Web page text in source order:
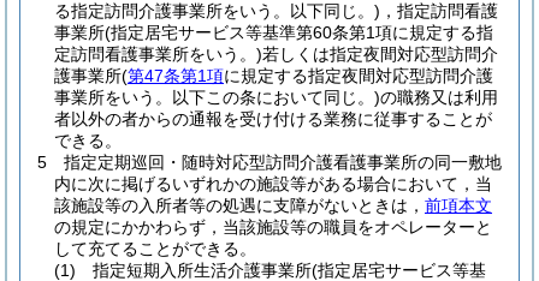
る指定訪問介護事業所をいう。以下同じ。) ，指定訪問看護
事業所(指定居宅サービス等基準第60条第1項に規定する指
定訪問看護事業所をいう。)若しくは指定夜間対応型訪問介
護事業所(第47条第1項に規定する指定夜間対応型訪問介護
事業所をいう。以下この条において同じ。)の職務又は利用
者以外の者からの通報を受け付ける業務に従事することが
できる。
5
指定定期巡回・随時対応型訪問介護看護事業所の同一敷地
内に次に掲げるいずれかの施設等がある場合において，当
該施設等の入所者等の処遇に支障がないときは， 前項本文
の規定にかかわらず，当該施設等の職員をオペレーターと
して充てることができる。
(1)
指定短期入所生活介護事業所(指定居宅サービス等基